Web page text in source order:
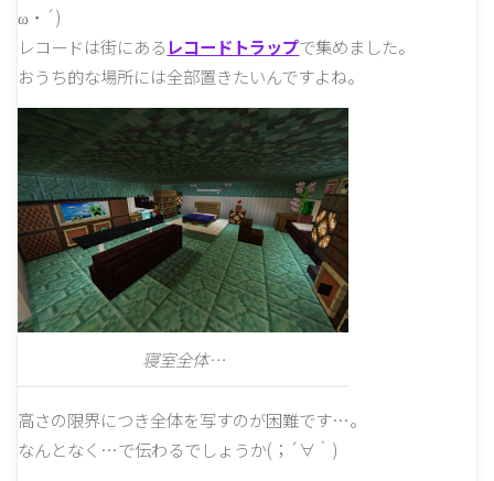
ω・´)
レコードは街にある レコードトラップで集めました。
おうち的な場所には全部置きたいんですよね。
寝室全体…
高さの限界につき全体を写すのが困難です…。
なんとなく…で伝わるでしょうか(；´∀｀)